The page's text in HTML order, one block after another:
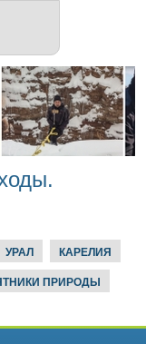
УРАЛ КАРЕЛИЯ
ПРИРОДЫ